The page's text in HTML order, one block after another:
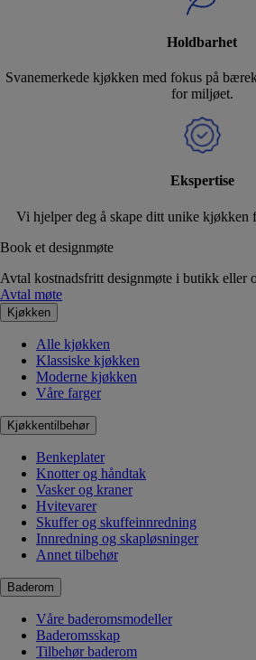
Holdbarhet
Svanemerkede kjøkken med fokus på
for miljøet.
Ekspertise
Vi hjelper deg å skape ditt unike kjøkken
Book et designmøte
Avtal kostnadsfritt designmøte i butikk eller
Avtal møte
Kjøkken
Alle kjøkken
Klassiske kjøkken
Moderne kjøkken
Våre farger
Kjøkkentilbehør
Benkeplater
Knotter og håndtak
Vasker og kraner
Hvitevarer
Skuffer og skuffeinnredning
Innredning og skapløsninger
Annet tilbehør
Baderom
Våre baderomsmodeller
Baderomsskap
Tilbehør baderom